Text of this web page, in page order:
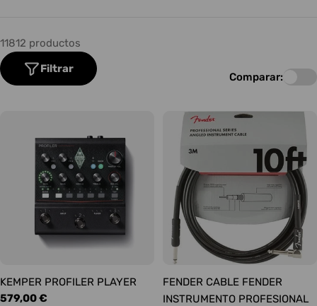
11812 productos
Filtrar
Comparar:
KEMPER PROFILER PLAYER
Precio
579,00 €
FENDER CABLE FENDER
INSTRUMENTO PROFESIONAL